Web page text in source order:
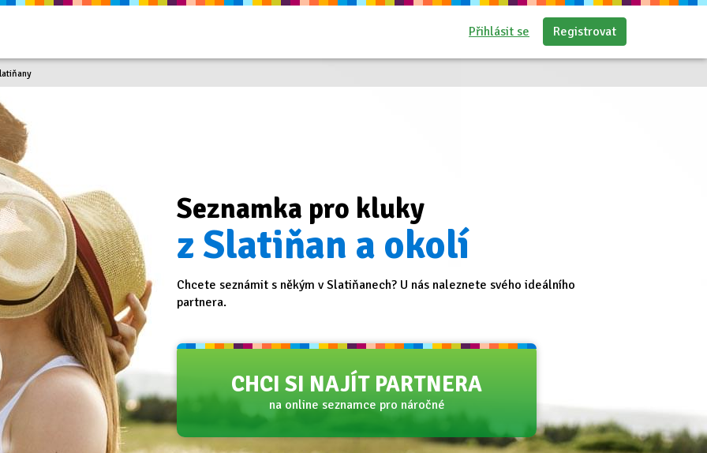
Přihlásit se Registrovat
Seznamka pro kluky
z Slatiňan a okolí
Chcete seznámit s někým v Slatiňanech? U nás naleznete svého ideálního
partnera.
CHCI SI NAJÍT PARTNERA
na online seznamce pro náročné